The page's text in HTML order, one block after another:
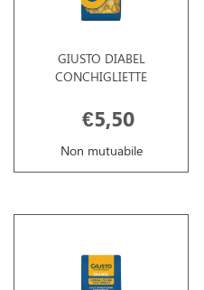
GIUSTO DIABEL
CONCHIGLIETTE
€5,50
Non mutuabile